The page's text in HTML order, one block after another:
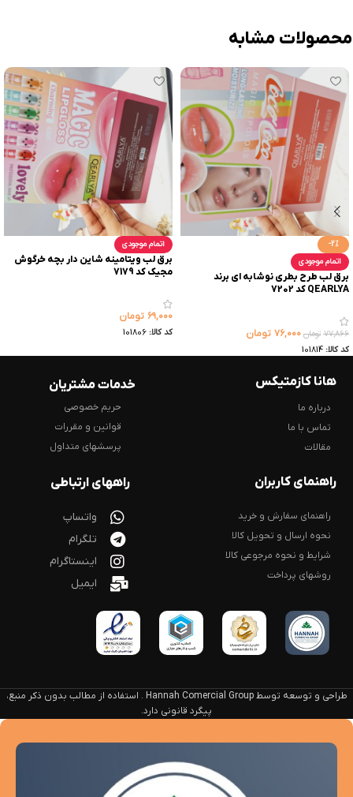
محصولات مشابه
-2%
اتمام موجودی
برق لب طرح بطری نوشابه ای برند
۷۷,۸۶۶ تومان ۷۶,۰۰۰ تومان
کد کالا: 101814
اتمام موجودی
برق لب ویتامینه شاین دار بچه خرگوش
مجیک کد 7179
۶۹,۰۰۰ تومان
کد کالا: 101806
هانا کازمتیکس
درباره ما
تماس با ما
مقالات
خدمات مشتریان
حریم خصوصی
قوانین و مقررات
پرسشهای متداول
راهنمای کاربران
راهنمای سفارش و خرید
نحوه ارسال و تحویل کالا
شرایط و نحوه مرجوعی کالا
روشهای پرداخت
راههای ارتباطی
واتساپ
تلگرام
اینستاگرام
ایمیل
طراحی و توسعه توسط Hannah Comercial Group . استفاده از مطالب بدون ذکر منبع،
پیگرد قانونی دارد.